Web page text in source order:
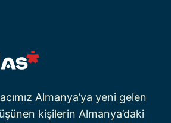
Almanya’ya yeni gelen
kişilerin Almanya’daki